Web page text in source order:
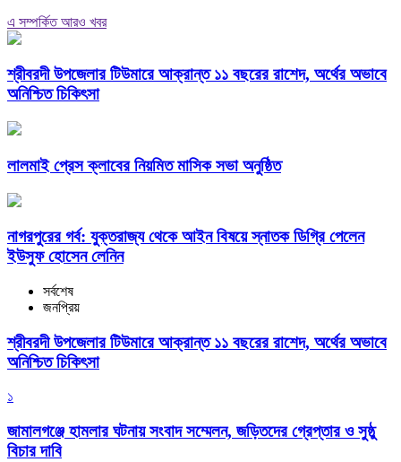
এ সম্পর্কিত আরও খবর
শ্রীবরদী উপজেলার টিউমারে আক্রান্ত ১১ বছরের রাশেদ, অর্থের অভাবে
অনিশ্চিত চিকিৎসা
লালমাই প্রেস ক্লাবের নিয়মিত মাসিক সভা অনুষ্ঠিত
নাগরপুরের গর্ব: যুক্তরাজ্য থেকে আইন বিষয়ে স্নাতক ডিগ্রি পেলেন
ইউসুফ হোসেন লেনিন
সর্বশেষ
জনপ্রিয়
শ্রীবরদী উপজেলার টিউমারে আক্রান্ত ১১ বছরের রাশেদ, অর্থের অভাবে
অনিশ্চিত চিকিৎসা
১
জামালগঞ্জে হামলার ঘটনায় সংবাদ সম্মেলন, জড়িতদের গ্রেপ্তার ও সুষ্ঠু
বিচার দাবি